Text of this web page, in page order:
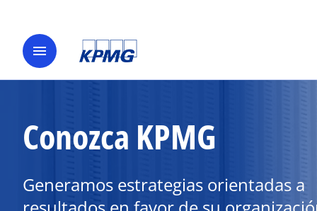
menu
Conozca KPMG
Generamos estrategias orientadas a